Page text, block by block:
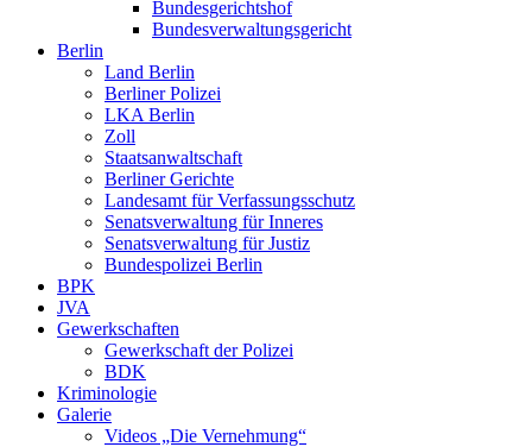
Bundesgerichtshof
Bundesverwaltungsgericht
Berlin
Land Berlin
Berliner Polizei
LKA Berlin
Zoll
Staatsanwaltschaft
Berliner Gerichte
Landesamt für Verfassungsschutz
Senatsverwaltung für Inneres
Senatsverwaltung für Justiz
Bundespolizei Berlin
BPK
JVA
Gewerkschaften
Gewerkschaft der Polizei
BDK
Kriminologie
Galerie
Videos „Die Vernehmung“